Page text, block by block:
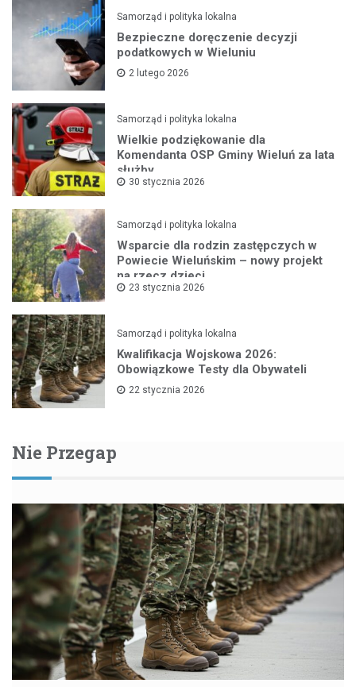
Samorząd i polityka lokalna
Bezpieczne doręczenie decyzji
podatkowych w Wieluniu
2 lutego 2026
Samorząd i polityka lokalna
Wielkie podziękowanie dla
Komendanta OSP Gminy Wieluń za lata
służby
30 stycznia 2026
Samorząd i polityka lokalna
Wsparcie dla rodzin zastępczych w
Powiecie Wieluńskim – nowy projekt
na rzecz dzieci
23 stycznia 2026
Samorząd i polityka lokalna
Kwalifikacja Wojskowa 2026:
Obowiązkowe Testy dla Obywateli
22 stycznia 2026
Nie Przegap